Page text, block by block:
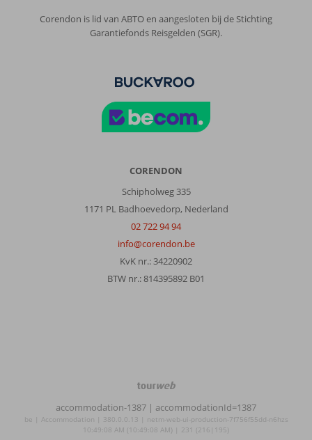
Corendon is lid van ABTO en aangesloten bij de Stichting
Garantiefonds Reisgelden (SGR).
CORENDON
Schipholweg 335
1171 PL Badhoevedorp, Nederland
02 722 94 94
info@corendon.be
KvK nr.: 34220902
BTW nr.: 814395892 B01
TourWeb
NetMatch
accommodation-1387 | accommodationId=1387
be | Accommodation | 380.0.0.13 | netm-web-ui-production-7f756f55dd-n6hzs
10:49:08 AM (10:49:08 AM) | 231 (216|195)